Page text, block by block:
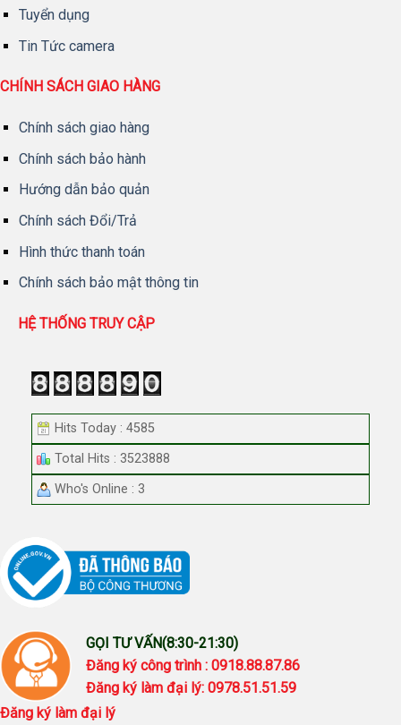
Tuyển dụng
Tin Tức camera
CHÍNH SÁCH GIAO HÀNG
Chính sách giao hàng
Chính sách bảo hành
Hướng dẫn bảo quản
Chính sách Đổi/Trả
Hình thức thanh toán
Chính sách bảo mật thông tin
HỆ THỐNG TRUY CẬP
Hits Today : 4585
Total Hits : 3523888
Who's Online : 3
GỌI TƯ VẤN(8:30-21:30)
Đăng ký công trình : 0918.88.87.86
Đăng ký làm đại lý: 0978.51.51.59
Đăng ký làm đại lý